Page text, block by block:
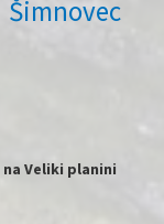
Šimnovec
na Veliki planini